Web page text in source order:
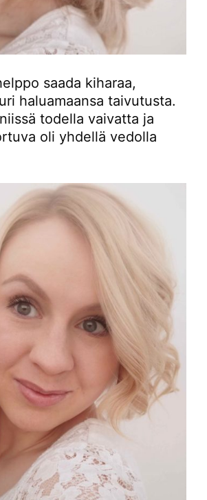
saada kiharaa,
haluamaansa taivutusta.
todella vaivatta ja
oli yhdellä vedolla